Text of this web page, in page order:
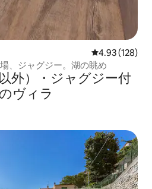
レビュー128
4.93 (128)
、ジャグジー。湖の眺め
外）・ジャグジー付
ヴィラ